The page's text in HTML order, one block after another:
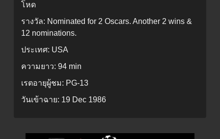
โหด
รางวัล: Nominated for 2 Oscars. Another 2 wins &
12 nominations.
ประเทศ: USA
ความยาว: 94 min
เรตอายุผู้ชม: PG-13
วันเข้าฉาย: 19 Dec 1986